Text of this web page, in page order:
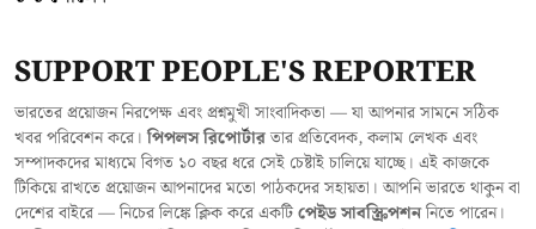
SUPPORT PEOPLE'S REPORTER
ভারতের প্রয়োজন নিরপেক্ষ এবং প্রশ্নমুখী সাংবাদিকতা — যা আপনার সামনে সঠিক
খবর পরিবেশন করে।পিপলস রিপোর্টারতার প্রতিবেদক, কলাম লেখক এবং
সম্পাদকদের মাধ্যমে বিগত ১০ বছর ধরে সেই চেষ্টাই চালিয়ে যাচ্ছে। এই কাজকে
টিকিয়ে রাখতে প্রয়োজন আপনাদের মতো পাঠকদের সহায়তা। আপনি ভারতে থাকুন বা
দেশের বাইরে — নিচের লিঙ্কে ক্লিক করে একটিপেইড সাবস্ক্রিপশননিতে পারেন।